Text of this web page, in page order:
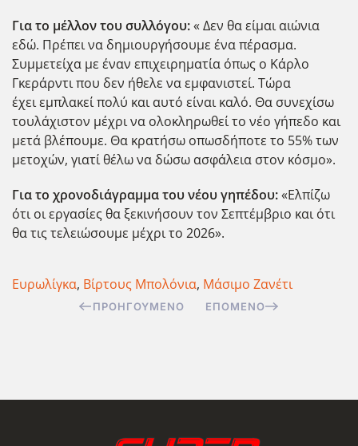
Για το μέλλον του συλλόγου:« Δεν θα είμαι αιώνια
εδώ. Πρέπει να δημιουργήσουμε ένα πέρασμα.
Συμμετείχα με έναν επιχειρηματία όπως ο Κάρλο
Γκεράρντι που δεν ήθελε να εμφανιστεί. Τώρα
έχει εμπλακεί πολύ και αυτό είναι καλό. Θα συνεχίσω
τουλάχιστον μέχρι να ολοκληρωθεί το νέο γήπεδο και
μετά βλέπουμε. Θα κρατήσω οπωσδήποτε το 55% των
μετοχών, γιατί θέλω να δώσω ασφάλεια στον κόσμο».
Για το χρονοδιάγραμμα του νέου γηπέδου:«Ελπίζω
ότι οι εργασίες θα ξεκινήσουν τον Σεπτέμβριο και ότι
θα τις τελειώσουμε μέχρι το 2026».
Ευρωλίγκα, Βίρτους Μπολόνια, Μάσιμο Ζανέτι
ΠΡΟΗΓΟΎΜΕΝΟ ΕΠΌΜΕΝΟ